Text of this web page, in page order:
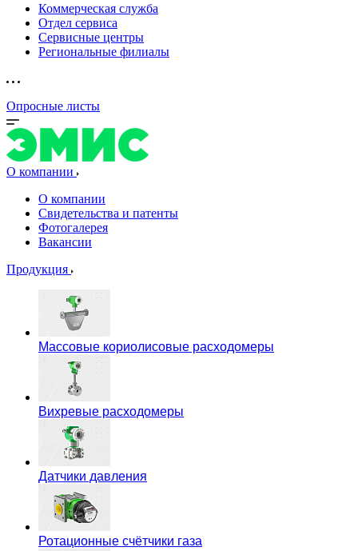
Коммерческая служба
Отдел сервиса
Сервисные центры
Региональные филиалы
Опросные листы
О компании
О компании
Свидетельства и патенты
Фотогалерея
Вакансии
Продукция
Массовые кориолисовые расходомеры
Вихревые расходомеры
Датчики давления
Ротационные счётчики газа